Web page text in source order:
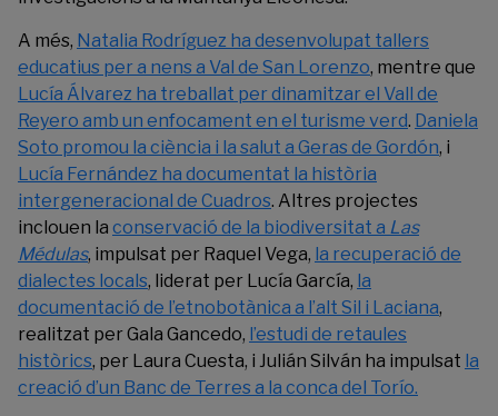
A més, Natalia Rodríguez ha desenvolupat tallers
educatius per a nens a Val de San Lorenzo, mentre que
Lucía Álvarez ha treballat per dinamitzar el Vall de
Reyero amb un enfocament en el turisme verd. Daniela
Soto promou la ciència i la salut a Geras de Gordón, i
Lucía Fernández ha documentat la història
intergeneracional de Cuadros. Altres projectes
inclouen la conservació de la biodiversitat a Las
Médulas, impulsat per Raquel Vega, la recuperació de
dialectes locals, liderat per Lucía García, la
documentació de l’etnobotànica a l’alt Sil i Laciana,
realitzat per Gala Gancedo, l’estudi de retaules
històrics, per Laura Cuesta, i Julián Silván ha impulsat la
creació d’un Banc de Terres a la conca del Torío.